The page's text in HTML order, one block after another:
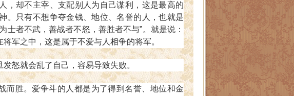
，却不主宰、支配别人为自己谋利，这是最高的
。只有不想争夺金钱、地位、名誉的人，也就是
士者不武，善战者不怒，善胜者不与”。就是说：
军之中，这是属于不爱与人相争的将军。
就会乱了自己，容易导致失败。
胜。爱争斗的人都是为了得到名誉、地位和金